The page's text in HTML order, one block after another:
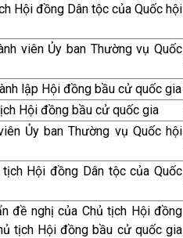
Hội đồng Dân tộc của Quốc hội
viên Ủy ban Thường vụ Quốc
lập Hội đồng bầu cử quốc gia
Hội đồng bầu cử quốc gia
Ủy ban Thường vụ Quốc hội
Hội đồng Dân tộc của Quốc
đề nghị của Chủ tịch Hội đồng
tịch Hội đồng bầu cử quốc gia